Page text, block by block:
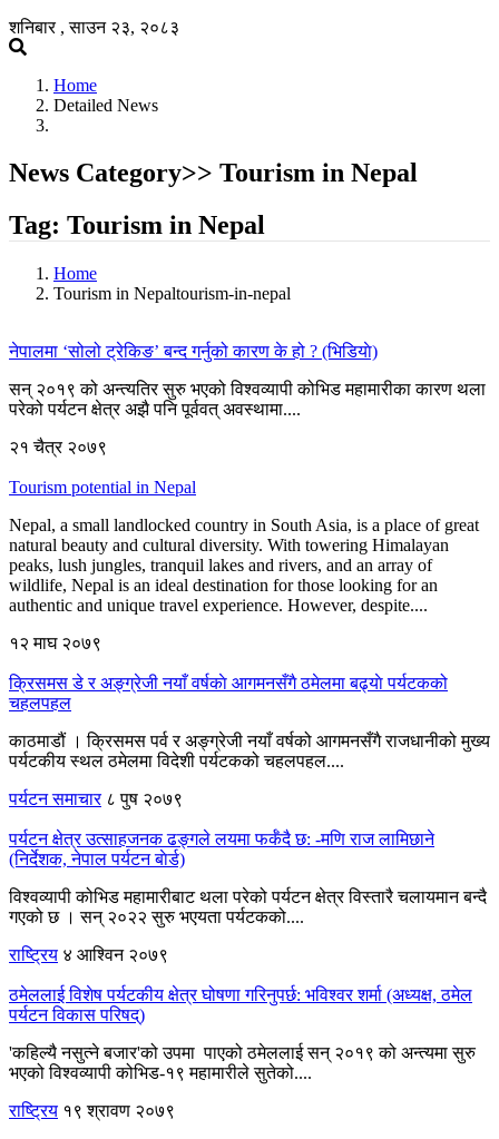
शनिबार , साउन २३, २०८३
Home
Detailed News
News Category>> Tourism in Nepal
Tag: Tourism in Nepal
Home
Tourism in Nepaltourism-in-nepal
नेपालमा ‘सोलो ट्रेकिङ’ बन्द गर्नुको कारण के हो ? (भिडियाे)
सन् २०१९ को अन्त्यतिर सुरु भएको विश्वव्यापी कोभिड महामारीका कारण थला
परेको पर्यटन क्षेत्र अझै पनि पूर्ववत् अवस्थामा....
२१ चैत्र २०७९
Tourism potential in Nepal
Nepal, a small landlocked country in South Asia, is a place of great
natural beauty and cultural diversity. With towering Himalayan
peaks, lush jungles, tranquil lakes and rivers, and an array of
wildlife, Nepal is an ideal destination for those looking for an
authentic and unique travel experience. However, despite....
१२ माघ २०७९
क्रिसमस डे र अङ्ग्रेजी नयाँ वर्षकाे आगमनसँगै ठमेलमा बढ्याे पर्यटकको
चहलपहल
काठमाडौं । क्रिसमस पर्व र अङ्ग्रेजी नयाँ वर्षको आगमनसँगै राजधानीको मुख्य
पर्यटकीय स्थल ठमेलमा विदेशी पर्यटकको चहलपहल....
पर्यटन समाचार ८ पुष २०७९
पर्यटन क्षेत्र उत्साहजनक ढङ्गले लयमा फर्कँदै छ: -मणि राज लामिछाने
(निर्देशक, नेपाल पर्यटन बाेर्ड)
विश्वव्यापी कोभिड महामारीबाट थला परेको पर्यटन क्षेत्र विस्तारै चलायमान बन्दै
गएको छ । सन् २०२२ सुरु भएयता पर्यटकको....
राष्ट्रिय ४ आश्विन २०७९
ठमेललाई विशेष पर्यटकीय क्षेत्र घोषणा गरिनुपर्छ: भविश्वर शर्मा (अध्यक्ष, ठमेल
पर्यटन विकास परिषद्)
'कहिल्यै नसुत्ने बजार'को उपमा पाएको ठमेललाई सन् २०१९ को अन्त्यमा सुरु
भएको विश्वव्यापी कोभिड-१९ महामारीले सुतेको....
राष्ट्रिय १९ श्रावण २०७९